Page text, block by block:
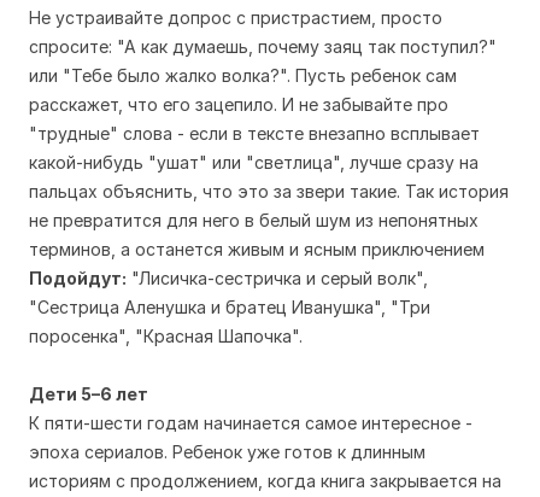
Не устраивайте допрос с пристрастием, просто
спросите: "А как думаешь, почему заяц так поступил?"
или "Тебе было жалко волка?". Пусть ребенок сам
расскажет, что его зацепило. И не забывайте про
"трудные" слова - если в тексте внезапно всплывает
какой-нибудь "ушат" или "светлица", лучше сразу на
пальцах объяснить, что это за звери такие. Так история
не превратится для него в белый шум из непонятных
терминов, а останется живым и ясным приключением
Подойдут: "Лисичка-сестричка и серый волк",
"Сестрица Аленушка и братец Иванушка", "Три
поросенка", "Красная Шапочка".
Дети 5–6 лет
К пяти-шести годам начинается самое интересное -
эпоха сериалов. Ребенок уже готов к длинным
историям с продолжением, когда книга закрывается на